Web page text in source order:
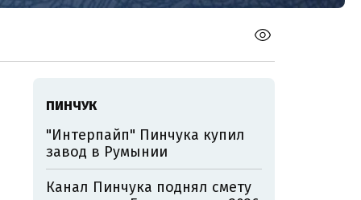
ПИНЧУК
"Интерпайп" Пинчука купил
завод в Румынии
Канал Пинчука поднял смету